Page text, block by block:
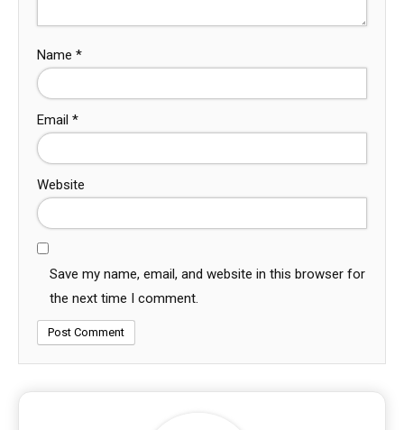
Name *
Email *
Website
Save my name, email, and website in this browser for
the next time I comment.